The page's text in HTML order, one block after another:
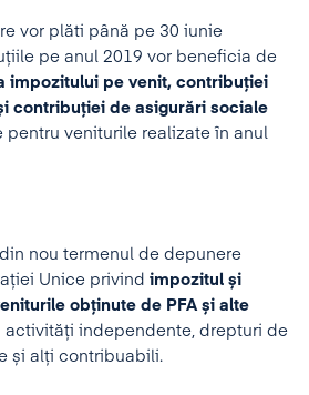
vor plăti până pe 30 iunie
pe anul 2019 vor beneficia de
impozitului pe venit, contribuției
contribuției de asigurări sociale
pentru veniturile realizate în anul
nou termenul de depunere
Unice privind impozitul și
obținute de PFA și alte
activități independente, drepturi de
și alți contribuabili.